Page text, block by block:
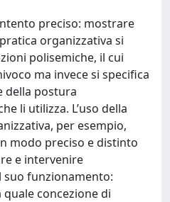
preciso: mostrare
organizzativa si
polisemiche, il cui
ma invece si specifica
della postura
li utilizza. L’uso della
per esempio,
modo preciso e distinto
e intervenire
suo funzionamento:
concezione di